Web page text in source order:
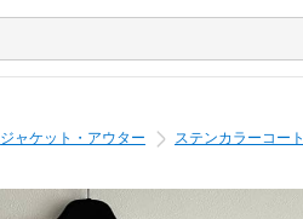
ジャケット・アウター ステンカラーコート